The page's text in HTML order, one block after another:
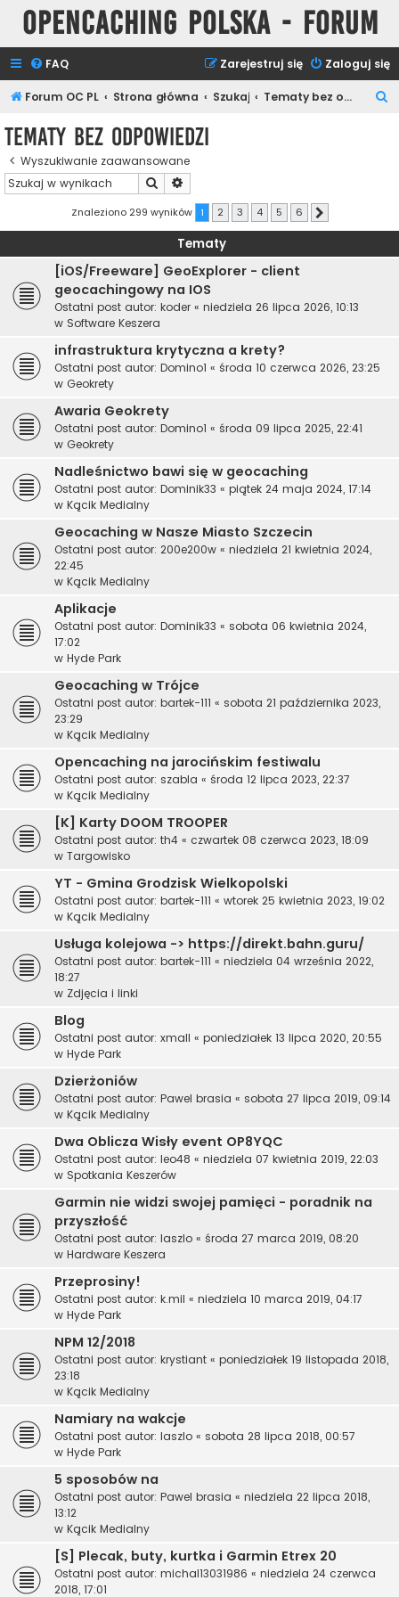
Opencaching Polska - Forum
FAQ Zaloguj się
Zarejestruj się
Forum OC PL Strona główna Szukaj Tematy bez odpowiedzi
Tematy bez odpowiedzi
Wyszukiwanie zaawansowane
Szukaj
Znaleziono 299 wyników 1 2 3 4 5 6
Tematy
[iOS/Freeware] GeoExplorer - client
geocachingowy na IOS
Ostatni post autor: koder « niedziela 26 lipca 2026, 10:13
w Software Keszera
infrastruktura krytyczna a krety?
Ostatni post autor: Domino1 « środa 10 czerwca 2026, 23:25
w Geokrety
Awaria Geokrety
Ostatni post autor: Domino1 « środa 09 lipca 2025, 22:41
w Geokrety
Nadleśnictwo bawi się w geocaching
Ostatni post autor: Dominik33 « piątek 24 maja 2024, 17:14
w Kącik Medialny
Geocaching w Nasze Miasto Szczecin
Ostatni post autor: 200e200w « niedziela 21 kwietnia 2024,
22:45
w Kącik Medialny
Aplikacje
Ostatni post autor: Dominik33 « sobota 06 kwietnia 2024,
17:02
w Hyde Park
Geocaching w Trójce
Ostatni post autor: bartek-111 « sobota 21 października 2023,
23:29
w Kącik Medialny
Opencaching na jarocińskim festiwalu
Ostatni post autor: szabla « środa 12 lipca 2023, 22:37
w Kącik Medialny
[K] Karty DOOM TROOPER
Ostatni post autor: th4 « czwartek 08 czerwca 2023, 18:09
w Targowisko
YT - Gmina Grodzisk Wielkopolski
Ostatni post autor: bartek-111 « wtorek 25 kwietnia 2023, 19:02
w Kącik Medialny
Usługa kolejowa -> https://direkt.bahn.guru/
Ostatni post autor: bartek-111 « niedziela 04 września 2022,
18:27
w Zdjęcia i linki
Blog
Ostatni post autor: xmall « poniedziałek 13 lipca 2020, 20:55
w Hyde Park
Dzierżoniów
Ostatni post autor: Pawel brasia « sobota 27 lipca 2019, 09:14
w Kącik Medialny
Dwa Oblicza Wisły event OP8YQC
Ostatni post autor: leo48 « niedziela 07 kwietnia 2019, 22:03
w Spotkania Keszerów
Garmin nie widzi swojej pamięci - poradnik na
przyszłość
Ostatni post autor: laszlo « środa 27 marca 2019, 08:20
w Hardware Keszera
Przeprosiny!
Ostatni post autor: k.mil « niedziela 10 marca 2019, 04:17
w Hyde Park
NPM 12/2018
Ostatni post autor: krystiant « poniedziałek 19 listopada 2018,
23:18
w Kącik Medialny
Namiary na wakcje
Ostatni post autor: laszlo « sobota 28 lipca 2018, 00:57
w Hyde Park
5 sposobów na
Ostatni post autor: Pawel brasia « niedziela 22 lipca 2018,
13:12
w Kącik Medialny
[S] Plecak, buty, kurtka i Garmin Etrex 20
Ostatni post autor: michal13031986 « niedziela 24 czerwca
2018, 17:01